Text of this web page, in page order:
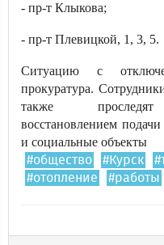
- пр-т Клыкова;
- пр-т Плевицкой, 1, 3, 5.
Ситуацию с
прокуратура.
также
восстановлением
и социальные объекты
#общество #Курск
#отопление
#работы